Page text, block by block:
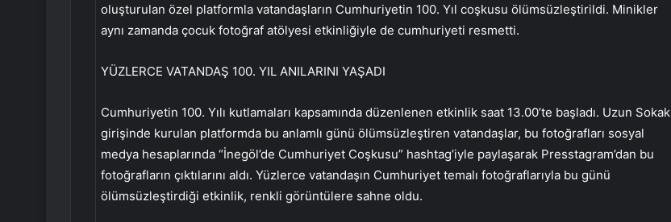
oluşturulan özel platformla vatandaşların Cumhuriyetin 100. Yıl coşkusu ölümsüzleştirildi. Minikler
aynı zamanda çocuk fotoğraf atölyesi etkinliğiyle de cumhuriyeti resmetti.
YÜZLERCE VATANDAŞ 100. YIL ANILARINI YAŞADI
Cumhuriyetin 100. Yılı kutlamaları kapsamında düzenlenen etkinlik saat 13.00’te başladı. Uzun Sokak
girişinde kurulan platformda bu anlamlı günü ölümsüzleştiren vatandaşlar, bu fotoğrafları sosyal
medya hesaplarında “İnegöl’de Cumhuriyet Coşkusu” hashtag’iyle paylaşarak Presstagram’dan bu
fotoğrafların çıktılarını aldı. Yüzlerce vatandaşın Cumhuriyet temalı fotoğraflarıyla bu günü
ölümsüzleştirdiği etkinlik, renkli görüntülere sahne oldu.